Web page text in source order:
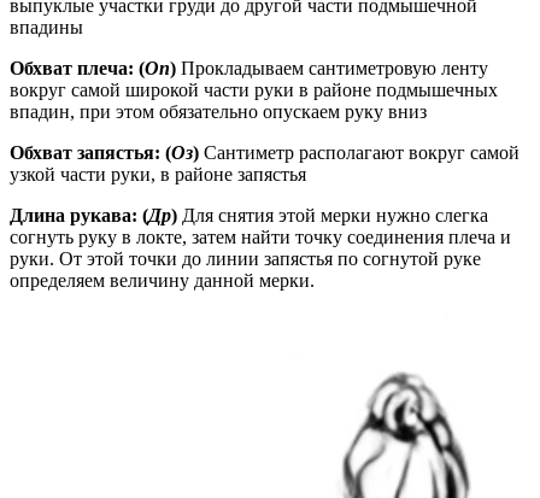
выпуклые участки груди до другой части подмышечной
впадины
Обхват плеча: (Оп) Прокладываем сантиметровую ленту
вокруг самой широкой части руки в районе подмышечных
впадин, при этом обязательно опускаем руку вниз
Обхват запястья: (Оз) Сантиметр располагают вокруг самой
узкой части руки, в районе запястья
Длина рукава: (Др) Для снятия этой мерки нужно слегка
согнуть руку в локте, затем найти точку соединения плеча и
руки. От этой точки до линии запястья по согнутой руке
определяем величину данной мерки.